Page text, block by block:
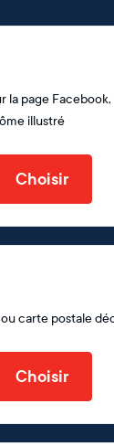
la page
illustré
Choisir
carte postale
Choisir